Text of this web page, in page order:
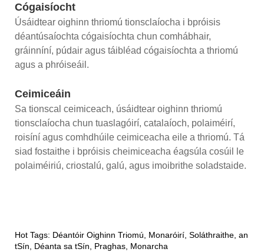
Cógaisíocht
Úsáidtear oighinn thriomú tionsclaíocha i bpróisis
déantúsaíochta cógaisíochta chun comhábhair,
gráinníní, púdair agus táibléad cógaisíochta a thriomú
agus a phróiseáil.
Ceimiceáin
Sa tionscal ceimiceach, úsáidtear oighinn thriomú
tionsclaíocha chun tuaslagóirí, catalaíoch, polaiméirí,
roisíní agus comhdhúile ceimiceacha eile a thriomú. Tá
siad fostaithe i bpróisis cheimiceacha éagsúla cosúil le
polaiméiriú, criostalú, galú, agus imoibrithe soladstaide.
Hot Tags: Déantóir Oighinn Triomú, Monaróirí, Soláthraithe, an
tSín, Déanta sa tSín, Praghas, Monarcha